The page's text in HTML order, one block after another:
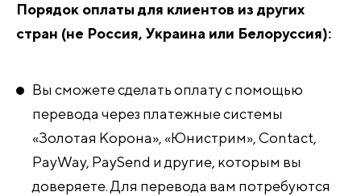
Порядок оплаты для клиентов из других
стран (не Россия, Украина или Белоруссия):
Вы сможете сделать оплату с помощью
перевода через платежные системы
«Золотая Корона», «Юнистрим», Contact,
PayWay, PaySend и другие, которым вы
доверяете. Для перевода вам потребуются